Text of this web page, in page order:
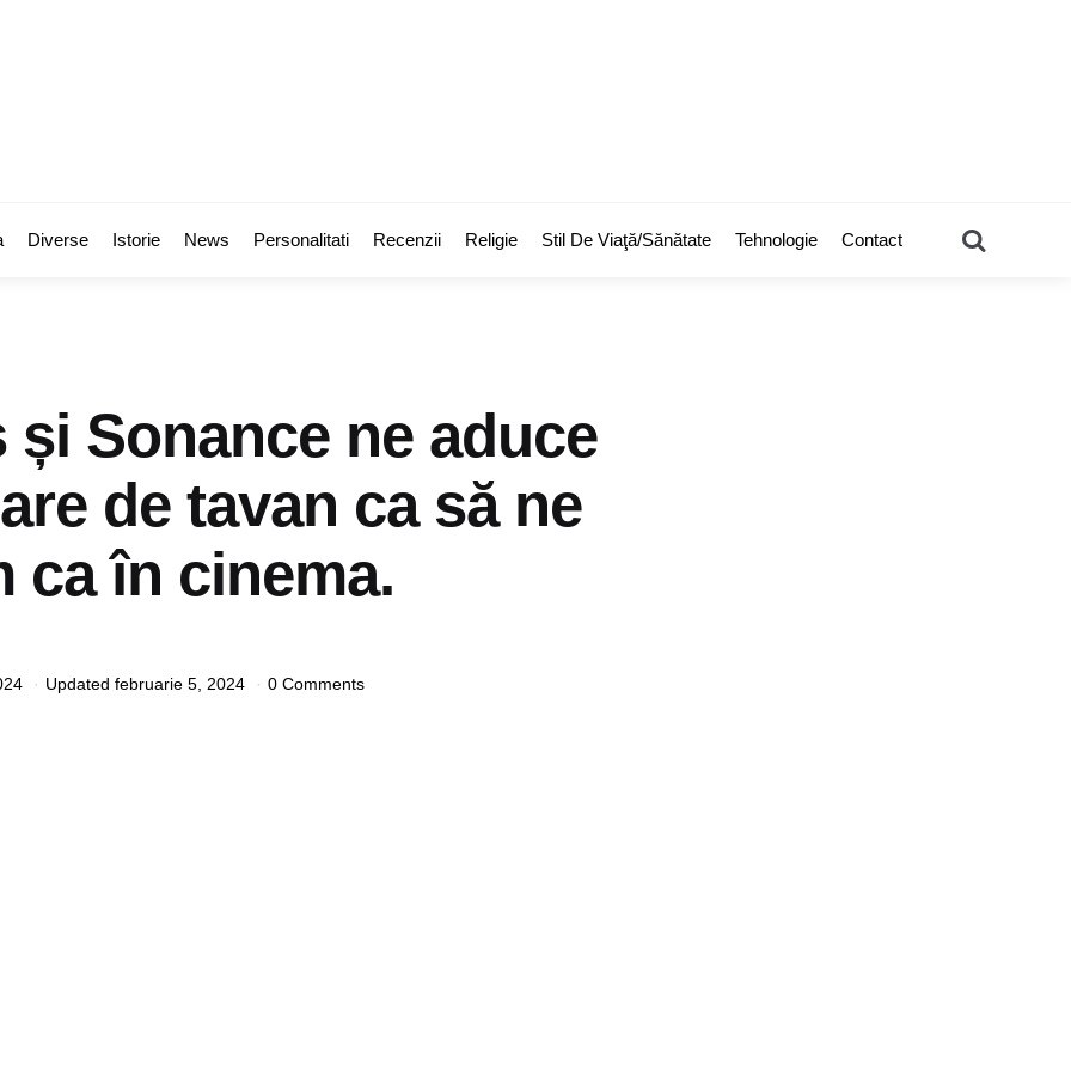
Diverse Istorie News Personalitati Recenzii Religie Stil De Viaţă/Sănătate Tehnologie Contact
și Sonance ne aduce
de tavan ca să ne
ca în cinema.
Updated februarie 5, 2024 0 Comments